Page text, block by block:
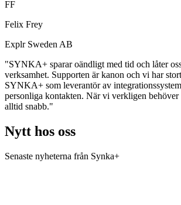
FF
Felix Frey
Explr Sweden AB
"SYNKA+ sparar oändligt med tid och låter
verksamhet. Supporten är kanon och vi har
SYNKA+ som leverantör av
personliga kontakten. När vi verkligen behöver
alltid snabb."
Nytt hos oss
Senaste nyheterna från Synka+